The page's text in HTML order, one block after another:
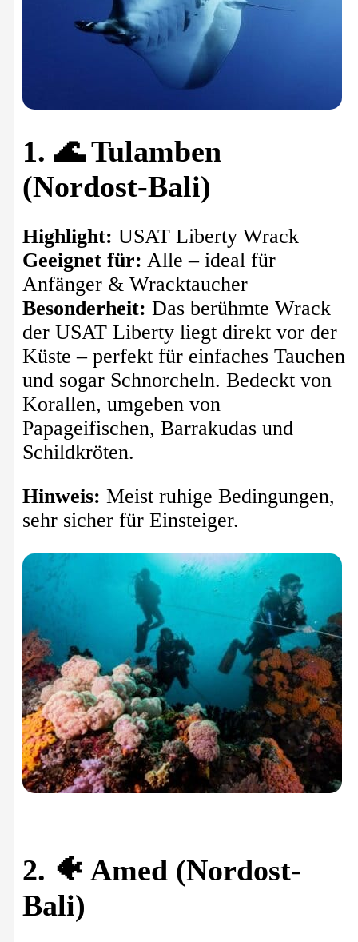
1. 🌊 Tulamben
(Nordost-Bali)
Highlight: USAT Liberty Wrack
Geeignet für: Alle – ideal für
Anfänger & Wracktaucher
Besonderheit: Das berühmte Wrack
der USAT Liberty liegt direkt vor der
Küste – perfekt für einfaches Tauchen
und sogar Schnorcheln. Bedeckt von
Korallen, umgeben von
Papageifischen, Barrakudas und
Schildkröten.
Hinweis: Meist ruhige Bedingungen,
sehr sicher für Einsteiger.
2. 🐠 Amed (Nordost-
Bali)